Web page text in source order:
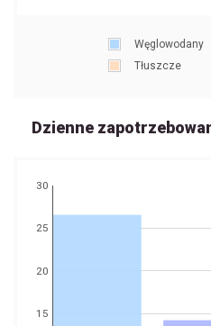
Węglowodany
Tłuszcze
Dzienne
15
20
25
30